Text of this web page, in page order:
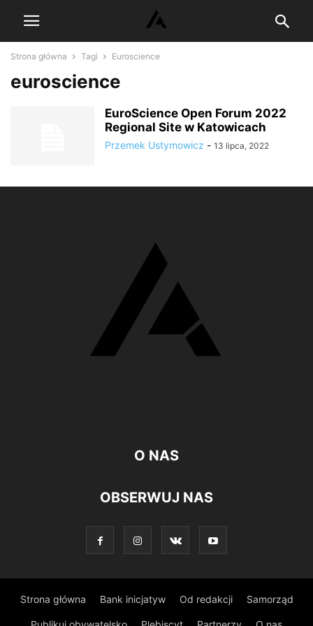
Strona główna Tagi Euroscience
euroscience
EuroScience Open Forum 2022
Regional Site w Katowicach
Przemek Ustymowicz - 13 lipca, 2022
O NAS
OBSERWUJ NAS
Strona główna Bank inicjatyw Od redakcji Samorząd